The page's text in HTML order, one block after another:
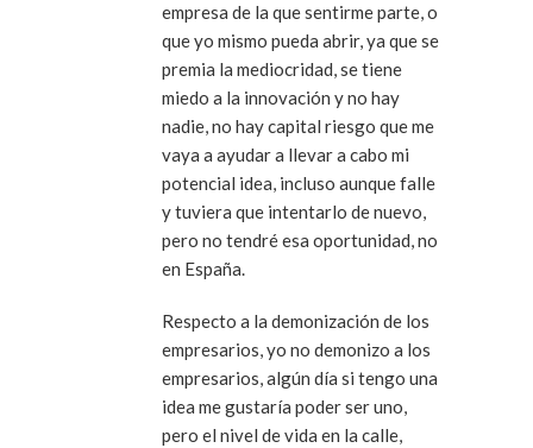
empresa de la que sentirme parte, o
que yo mismo pueda abrir, ya que se
premia la mediocridad, se tiene
miedo a la innovación y no hay
nadie, no hay capital riesgo que me
vaya a ayudar a llevar a cabo mi
potencial idea, incluso aunque falle
y tuviera que intentarlo de nuevo,
pero no tendré esa oportunidad, no
en España.
Respecto a la demonización de los
empresarios, yo no demonizo a los
empresarios, algún día si tengo una
idea me gustaría poder ser uno,
pero el nivel de vida en la calle,